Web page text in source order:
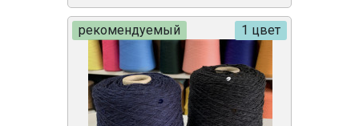
рекомендуемый 1 цвет